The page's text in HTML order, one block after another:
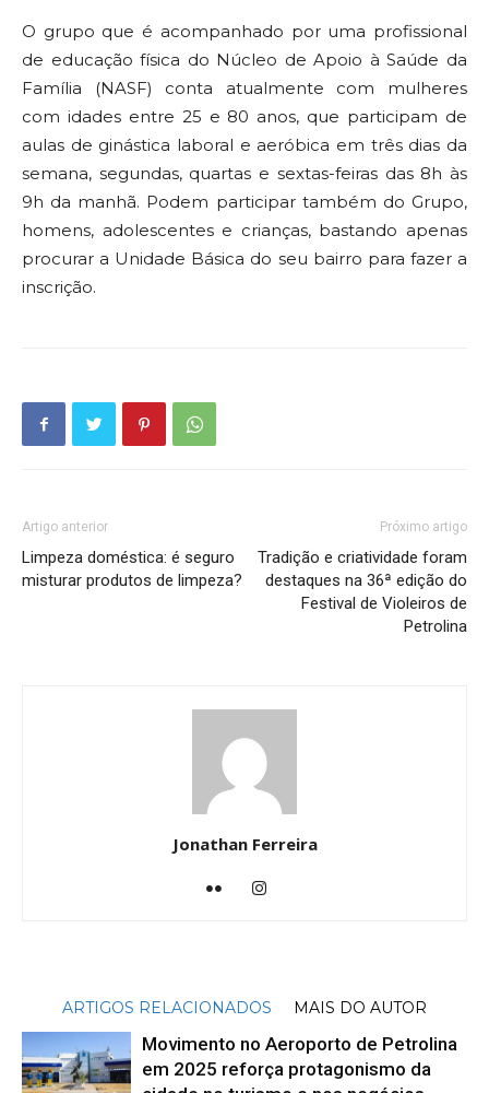
O grupo que é acompanhado por uma profissional
de educação física do Núcleo de Apoio à Saúde da
Família (NASF) conta atualmente com mulheres
com idades entre 25 e 80 anos, que participam de
aulas de ginástica laboral e aeróbica em três dias da
semana, segundas, quartas e sextas-feiras das 8h às
9h da manhã. Podem participar também do Grupo,
homens, adolescentes e crianças, bastando apenas
procurar a Unidade Básica do seu bairro para fazer a
inscrição.
Artigo anterior
Limpeza doméstica: é seguro
misturar produtos de limpeza?
Próximo artigo
Tradição e criatividade foram
destaques na 36ª edição do
Festival de Violeiros de
Petrolina
Jonathan Ferreira
ARTIGOS RELACIONADOS MAIS DO AUTOR
Movimento no Aeroporto de Petrolina
em 2025 reforça protagonismo da